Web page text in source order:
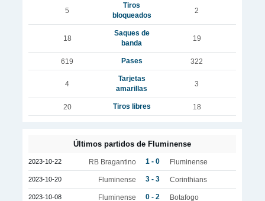
5
Tiros
bloqueados
2
18
Saques de
banda
19
619 Pases 322
4
Tarjetas
amarillas
3
20 Tiros libres 18
Últimos partidos de Fluminense
2023-10-22 RB Bragantino 1 - 0 Fluminense
2023-10-20 Fluminense 3 - 3 Corinthians
2023-10-08 Fluminense 0 - 2 Botafogo